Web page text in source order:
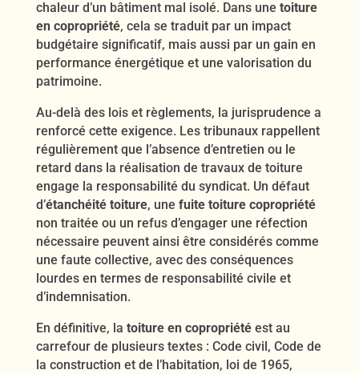
chaleur d’un bâtiment mal isolé. Dans une toiture
en copropriété, cela se traduit par un impact
budgétaire significatif, mais aussi par un gain en
performance énergétique et une valorisation du
patrimoine.
Au-delà des lois et règlements, la jurisprudence a
renforcé cette exigence. Les tribunaux rappellent
régulièrement que l’absence d’entretien ou le
retard dans la réalisation de travaux de toiture
engage la responsabilité du syndicat. Un défaut
d’étanchéité toiture, une fuite toiture copropriété
non traitée ou un refus d’engager une réfection
nécessaire peuvent ainsi être considérés comme
une faute collective, avec des conséquences
lourdes en termes de responsabilité civile et
d’indemnisation.
En définitive, la toiture en copropriétéest au
carrefour de plusieurs textes : Code civil, Code de
la construction et de l’habitation, loi de 1965,